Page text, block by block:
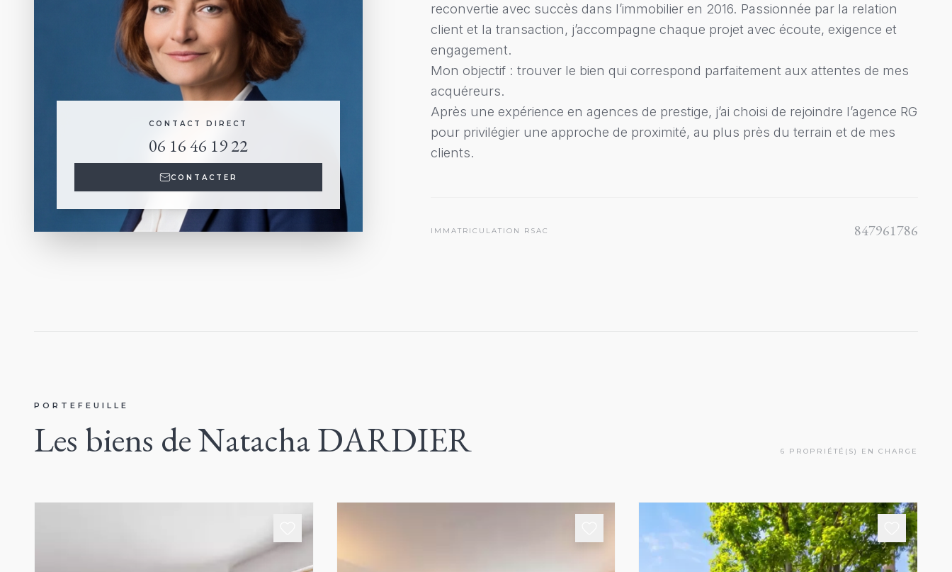
CONTACT DIRECT
06 16 46 19 22
CONTACTER
reconvertie avec succès dans l’immobilier en 2016. Passionnée par la relation
client et la transaction, j’accompagne chaque projet avec écoute, exigence et
engagement.
Mon objectif : trouver le bien qui correspond parfaitement aux attentes de mes
acquéreurs.
Après une expérience en agences de prestige, j’ai choisi de rejoindre l’agence RG
pour privilégier une approche de proximité, au plus près du terrain et de mes
clients.
IMMATRICULATION RSAC 847961786
PORTEFEUILLE
Les biens de Natacha DARDIER 6 PROPRIÉTÉ(S) EN CHARGE